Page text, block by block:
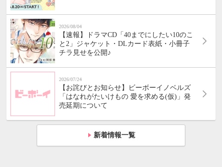
2026/08/04
【速報】ドラマCD「40までにしたい10のこ
と2」ジャケット・DLカード表紙・小冊子
チラ見せを公開♪
2026/07/24
【お詫びとお知らせ】ビーボーイノベルズ
「はなれがたいけもの 愛を求める(仮)」発
売延期について
新着情報一覧